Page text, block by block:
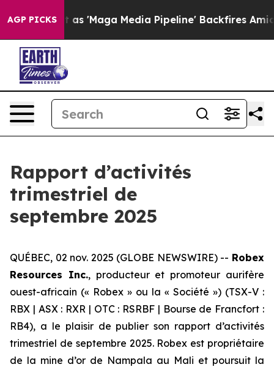
AGP PICKS
Media Pipeline' Backfires Amid Rumors Trump Will
Rapport d’activités
trimestriel de
septembre 2025
QUÉBEC, 02 nov. 2025 (GLOBE NEWSWIRE) -- Robex
Resources Inc., producteur et promoteur aurifère
ouest-africain (« Robex » ou la « Société ») (TSX-V :
RBX | ASX : RXR | OTC : RSRBF | Bourse de Francfort :
RB4), a le plaisir de publier son rapport d’activités
trimestriel de septembre 2025. Robex est propriétaire
de la mine d’or de Nampala au Mali et poursuit la